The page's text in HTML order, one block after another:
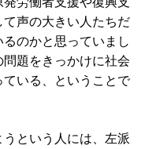
声の大きい人たちだ
のかと思っていまし
題をきっかけに社会
いる、ということで
という人には、左派